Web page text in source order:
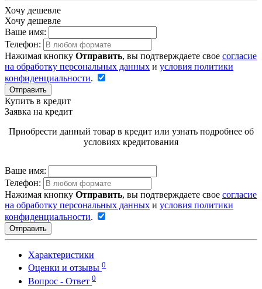
Хочу дешевле
Хочу дешевле
Ваше имя:
Телефон:
Нажимая кнопку Отправить, вы подтверждаете свое согласие
на обработку персональных данных и условия политики
конфиденциальности.
Отправить
Купить в кредит
Заявка на кредит
Приобрести данный товар в кредит или узнать подробнее об
условиях кредитования
Ваше имя:
Телефон:
Нажимая кнопку Отправить, вы подтверждаете свое согласие
на обработку персональных данных и условия политики
конфиденциальности.
Отправить
Характеристики
Оценки и отзывы 0
Вопрос - Ответ 0